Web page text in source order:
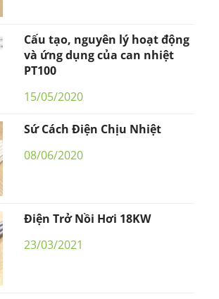
Cấu tạo, nguyên lý hoạt động
và ứng dụng của can nhiệt
PT100
15/05/2020
Sứ Cách Điện Chịu Nhiệt
08/06/2020
Điện Trở Nồi Hơi 18KW
23/03/2021